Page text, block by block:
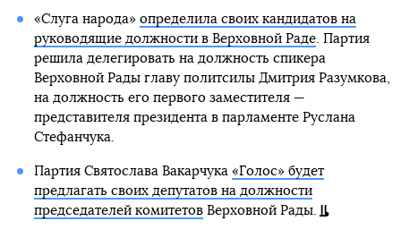
«Слуга народа» определила своих кандидатов на
руководящие должности в Верховной Раде. Партия
решила делегировать на должность спикера
Верховной Рады главу политсилы Дмитрия Разумкова,
на должность его первого заместителя —
представителя президента в парламенте Руслана
Стефанчука.
Партия Святослава Вакарчука «Голос» будет
предлагать своих депутатов на должности
председателей комитетовВерховной Рады.